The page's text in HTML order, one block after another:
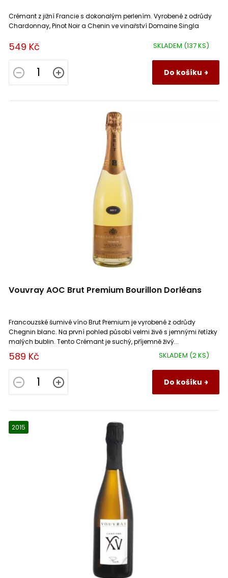
SKLADEM (137 KS)
549 Kč
Do košíku
Crémant z jižní Francie s dokonalým perlením. Vyrobené z odrůdy
Chardonnay, Pinot Noir a Chenin ve vinařství Domaine Singla
Vouvray AOC Brut Premium Bourillon Dorléans
SKLADEM (2 KS)
589 Kč
Do košíku
Francouzské šumivé víno Brut Premium je vyrobené z odrůdy
Chegnin blanc. Na první pohled působí velmi živě s jemnými řetízky
malých bublin. Tento Crémant je suchý, příjemně živý...
2015